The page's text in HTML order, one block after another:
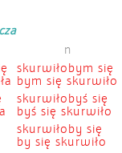
n
skurwiłobym się
bym się skurwiło
skurwiłobyś się
byś się skurwiło
skurwiłoby się
by się skurwiło